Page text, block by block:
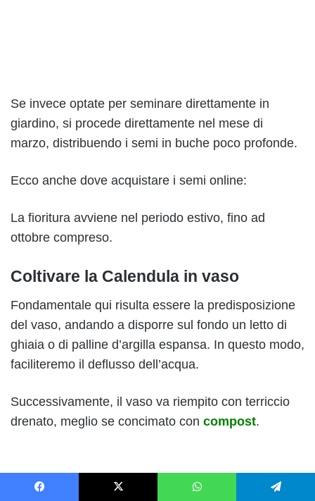
Se invece optate per seminare direttamente in
giardino, si procede direttamente nel mese di
marzo, distribuendo i semi in buche poco profonde.
Ecco anche dove acquistare i semi online:
La fioritura avviene nel periodo estivo, fino ad
ottobre compreso.
Coltivare la Calendula in vaso
Fondamentale qui risulta essere la predisposizione
del vaso, andando a disporre sul fondo un letto di
ghiaia o di palline d’argilla espansa. In questo modo,
faciliteremo il deflusso dell’acqua.
Successivamente, il vaso va riempito con terriccio
drenato, meglio se concimato con compost.